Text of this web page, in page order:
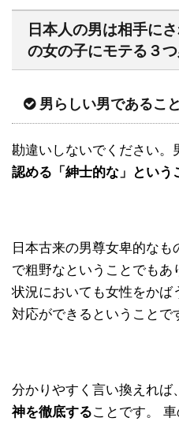
日本人の男は相手に
の女の子にモテる３
男らしい男であること
勘違いしないでください。
認める「紳士的な」という
日本古来の男尊女卑的な
で粗野なということでもあ
状況においても女性をかば
対応ができるということで
分かりやすく言い換えれば、
神を徹底することです。